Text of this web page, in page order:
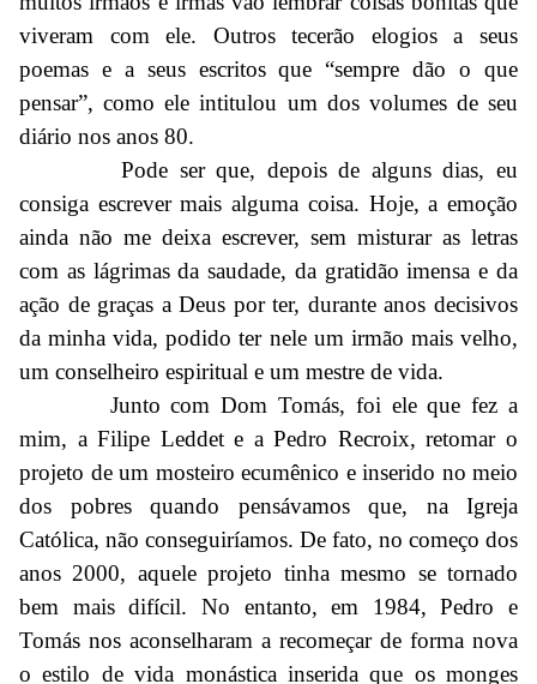
viveram com ele. Outros tecerão elogios a seus
poemas e a seus escritos que “sempre dão o que
pensar”, como ele intitulou um dos volumes de seu
diário nos anos 80.
Pode ser que, depois de alguns dias, eu
consiga escrever mais alguma coisa. Hoje, a emoção
ainda não me deixa escrever, sem misturar as letras
com as lágrimas da saudade, da gratidão imensa e da
ação de graças a Deus por ter, durante anos decisivos
da minha vida, podido ter nele um irmão mais velho,
um conselheiro espiritual e um mestre de vida.
Junto com Dom Tomás, foi ele que fez a
mim, a Filipe Leddet e a Pedro Recroix, retomar o
projeto de um mosteiro ecumênico e inserido no meio
dos pobres quando pensávamos que, na Igreja
Católica, não conseguiríamos. De fato, no começo dos
anos 2000, aquele projeto tinha mesmo se tornado
bem mais difícil. No entanto, em 1984, Pedro e
Tomás nos aconselharam a recomeçar de forma nova
o estilo de vida monástica inserida que os monges